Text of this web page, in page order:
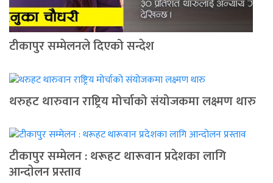
टीकापुर सम्मेलनले दिएको सन्देश
थरुहट थारुवान राष्ट्रिय मोर्चाको संयोजकमा लक्ष्मण थारु
टीकापुर सम्मेलन : थरूहट थारूवान प्रदेशका लागि
आन्दाेलन प्रस्ताव